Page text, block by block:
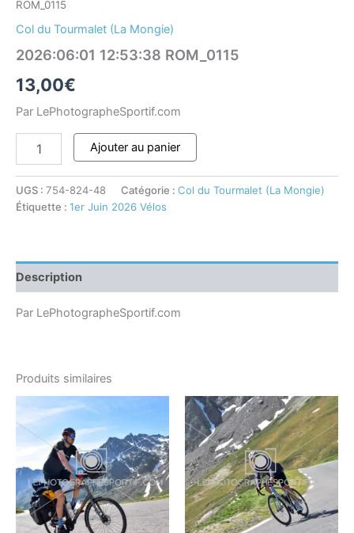
ROM_0115
Col du Tourmalet (La Mongie)
2026:06:01 12:53:38 ROM_0115
13,00€
Par LePhotographeSportif.com
Ajouter au panier
UGS : 754-824-48 Catégorie : Col du Tourmalet (La Mongie)
Étiquette : 1er Juin 2026 Vélos
Description
Par LePhotographeSportif.com
Produits similaires